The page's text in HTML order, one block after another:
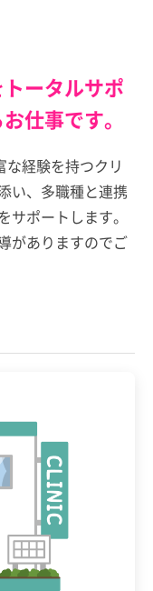
ータルサポ
仕事です。
経験を持つクリ
い、多職種と連携
サポートします。
がありますのでご